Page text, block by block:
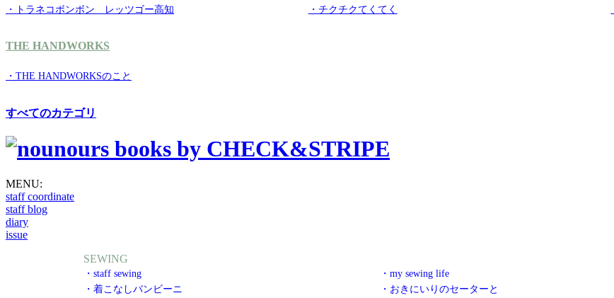
・トラネコボンボン レッツゴー高知
・チクチクてくてく
THE HANDWORKS
・THE HANDWORKSのこと
すべてのカテゴリ
MENU:
staff coordinate
staff blog
diary
issue
SEWING
・staff sewing ・my sewing life
・着こなしバンビーニ
・おきにいりのセーターと